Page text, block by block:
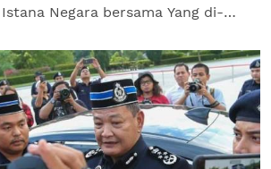
Negara bersama Yang di-